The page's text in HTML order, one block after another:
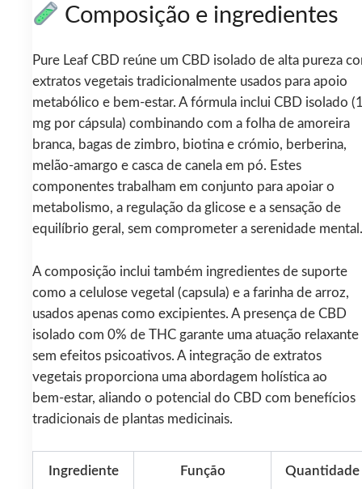
Composição e ingredientes
Pure Leaf CBD reúne um CBD isolado de alta pureza
extratos vegetais tradicionalmente usados para apoio
metabólico e bem-estar. A fórmula inclui CBD isolado
mg por cápsula) combinando com a folha de amoreira
branca, bagas de zimbro, biotina e crómio, berberina,
melão-amargo e casca de canela em pó. Estes
componentes trabalham em conjunto para apoiar o
metabolismo, a regulação da glicose e a sensação de
equilíbrio geral, sem comprometer a serenidade mental.
A composição inclui também ingredientes de suporte
como a celulose vegetal (capsula) e a farinha de arroz,
usados apenas como excipientes. A presença de CBD
isolado com 0% de THC garante uma atuação relaxante
sem efeitos psicoativos. A integração de extratos
vegetais proporciona uma abordagem holística ao
bem‑estar, aliando o potencial do CBD com benefícios
tradicionais de plantas medicinais.
Ingrediente Função Quantidade